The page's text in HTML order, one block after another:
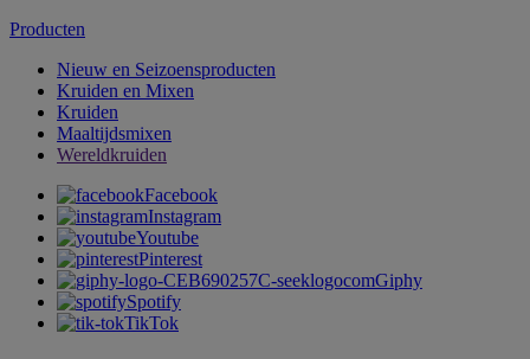
Producten
Nieuw en Seizoensproducten
Kruiden en Mixen
Kruiden
Maaltijdsmixen
Wereldkruiden
Facebook
Instagram
Youtube
Pinterest
Giphy
Spotify
TikTok